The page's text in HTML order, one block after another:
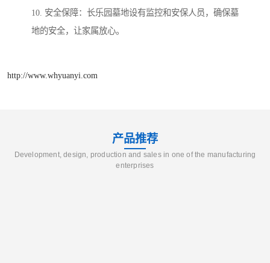
10. 安全保障：长乐园墓地设有监控和安保人员，确保墓
地的安全，让家属放心。
http://www.whyuanyi.com
产品推荐
Development, design, production and sales in one of the manufacturing
enterprises